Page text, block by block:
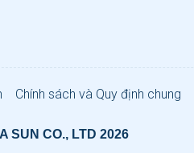
Chính sách và Quy định chung
SUN CO., LTD 2026